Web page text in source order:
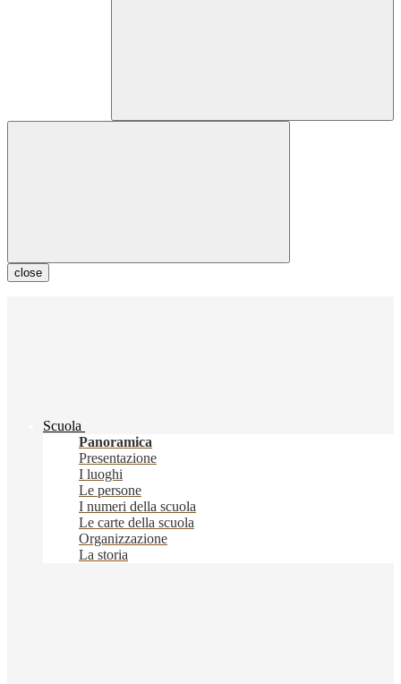
close
Scuola
Panoramica
Presentazione
I luoghi
Le persone
I numeri della scuola
Le carte della scuola
Organizzazione
La storia